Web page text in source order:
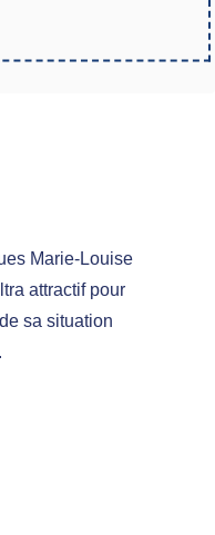
Marie-Louise
attractif pour
sa situation